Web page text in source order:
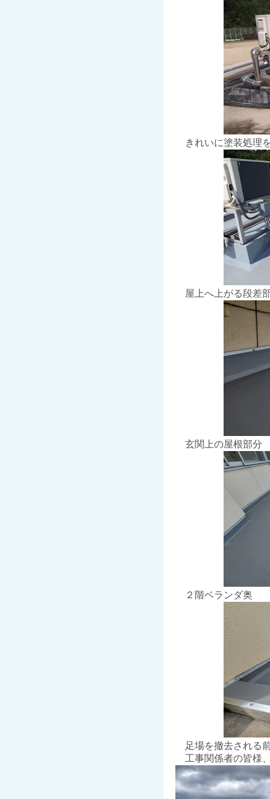
きれいに塗装処理
屋上へ上がる段差
玄関上の屋根部分
２階ベランダ奥
足場を撤去される
工事関係者の皆様